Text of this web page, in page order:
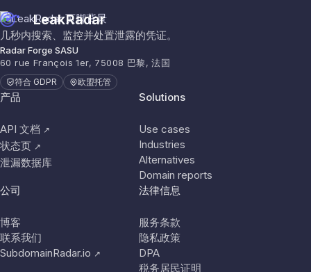
LeakRadar
几秒内搜索、监控并处置泄露的凭证。
Radar Forge SASU
60 rue François 1er, 75008 巴黎, 法国
符合 GDPR 欧盟托管
产品
API 文档 ↗
状态页 ↗
泄漏数据库
Solutions
Use cases
Industries
Alternatives
Domain reports
公司
博客
联系我们
SubdomainRadar.io ↗
法律信息
服务条款
隐私政策
DPA
税务居民证明